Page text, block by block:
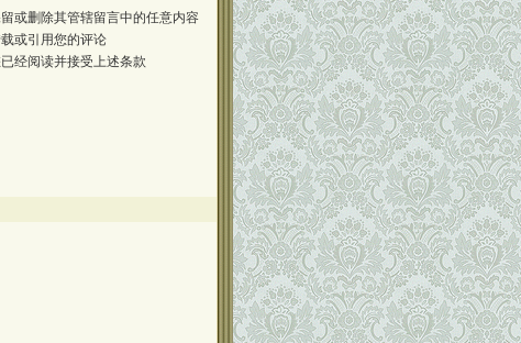
或删除其管辖留言中的任意内容
或引用您的评论
经阅读并接受上述条款